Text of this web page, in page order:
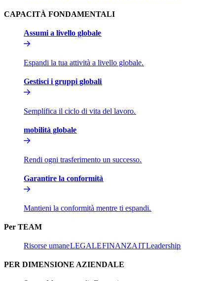
CAPACITÀ FONDAMENTALI​​
Assumi a livello globale​​
Espandi la tua attività a livello globale.​​
Gestisci i gruppi globali​​
Semplifica il ciclo di vita del lavoro.​​
mobilità globale​​
Rendi ogni trasferimento un successo.​​
Garantire la conformità​​
Mantieni la conformità mentre ti espandi.​​
Per TEAM​​
Risorse umane​​LEGALE​​FINANZA​​IT​​Leadership​​
PER DIMENSIONE AZIENDALE​​